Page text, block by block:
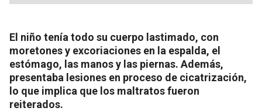
El niño tenía todo su cuerpo lastimado, con
moretones y excoriaciones en la espalda, el
estómago, las manos y las piernas. Además,
presentaba lesiones en proceso de cicatrización,
lo que implica que los maltratos fueron
reiterados.